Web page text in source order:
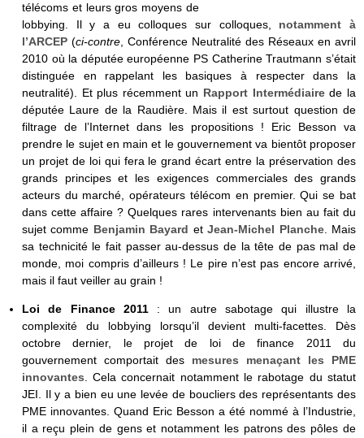
télécoms et leurs gros moyens de
lobbying. Il y a eu colloques sur colloques, notamment à
l’ARCEP(ci-contre, Conférence Neutralité des Réseaux en avril
2010 où la députée européenne PS Catherine Trautmann s’était
distinguée en rappelant les basiques à respecter dans la
neutralité). Et plus récemment un Rapport Intermédiairede la
députée Laure de la Raudière. Mais il est surtout question de
filtrage de l’Internet dans les propositions ! Eric Besson va
prendre le sujet en main et le gouvernement va bientôt proposer
un projet de loi qui fera le grand écart entre la préservation des
grands principes et les exigences commerciales des grands
acteurs du marché, opérateurs télécom en premier. Qui se bat
dans cette affaire ? Quelques rares intervenants bien au fait du
sujet comme Benjamin Bayard etJean-Michel Planche. Mais
sa technicité le fait passer au-dessus de la tête de pas mal de
monde, moi compris d’ailleurs ! Le pire n’est pas encore arrivé,
mais il faut veiller au grain !
Loi de Finance 2011: un autre sabotage qui illustre la
complexité du lobbying lorsqu’il devient multi-facettes. Dès
octobre dernier, le projet de loi de finance 2011 du
gouvernement comportait des mesures menaçant les PME
innovantes. Cela concernait notamment le rabotage du statut
JEI. Il y a bien eu une levée de boucliers des représentants des
PME innovantes. Quand Eric Besson a été nommé à l’Industrie,
il a reçu plein de gens et notamment les patrons des pôles de